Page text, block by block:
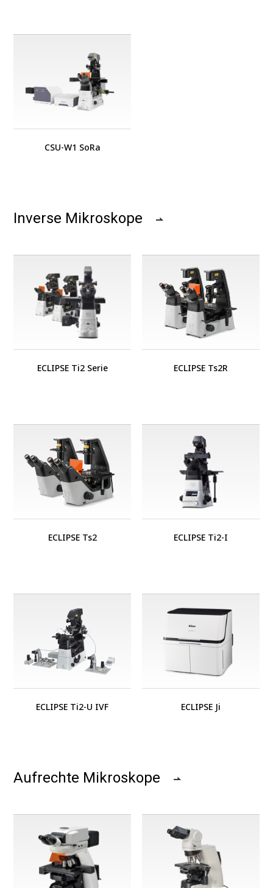
CSU-W1 SoRa
Inverse Mikroskope
ECLIPSE Ti2 Serie ECLIPSE Ts2R
ECLIPSE Ts2 ECLIPSE Ti2-I
ECLIPSE Ti2-U IVF ECLIPSE Ji
Aufrechte Mikroskope